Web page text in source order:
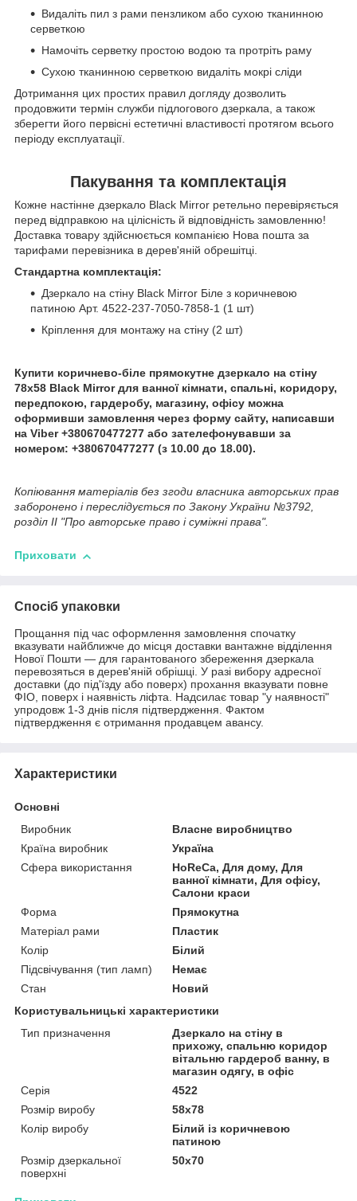
Видаліть пил з рами пензликом або сухою тканинною
серветкою
Намочіть серветку простою водою та протріть раму
Сухою тканинною серветкою видаліть мокрі сліди
Дотримання цих простих правил догляду дозволить
продовжити термін служби підлогового дзеркала, а також
зберегти його первісні естетичні властивості протягом всього
періоду експлуатації.
Пакування та комплектація
Кожне настінне дзеркало Black Mirror ретельно перевіряється
перед відправкою на цілісність й відповідність замовленню!
Доставка товару здійснюється компанією Нова пошта за
тарифами перевізника в дерев'яній обрешітці.
Стандартна комплектація:
Дзеркало на стіну Black Mirror Біле з коричневою
патиною Арт. 4522-237-7050-7858-1 (1 шт)
Кріплення для монтажу на стіну (2 шт)
Купити коричнево-біле прямокутне дзеркало на стіну
78х58 Black Mirror для ванної кімнати, спальні, коридору,
передпокою, гардеробу, магазину, офісу можна
оформивши замовлення через форму сайту, написавши
на Viber +380670477277 або зателефонувавши за
номером: +380670477277 (з 10.00 до 18.00).
Копіювання матеріалів без згоди власника авторських прав
заборонено і переслідується по Закону України №3792,
розділ II "Про авторське право і суміжні права".
Приховати
Спосіб упаковки
Прощання під час оформлення замовлення спочатку
вказувати найближче до місця доставки вантажне відділення
Нової Пошти — для гарантованого збереження дзеркала
перевозяться в дерев'яній обрішці. У разі вибору адресної
доставки (до під'їзду або поверх) прохання вказувати повне
ФІО, поверх і наявність ліфта. Надсилає товар "у наявності"
упродовж 1-3 днів після підтвердження. Фактом
підтвердження є отримання продавцем авансу.
Характеристики
Основні
Виробник
Власне виробництво
Країна виробник
Україна
Сфера використання
HoReCa, Для дому, Для
ванної кімнати, Для офісу,
Салони краси
Форма
Прямокутна
Матеріал рами
Пластик
Колір
Білий
Підсвічування (тип ламп)
Немає
Стан
Новий
Користувальницькі характеристики
Тип призначення
Дзеркало на стіну в
прихожу, спальню коридор
вітальню гардероб ванну, в
магазин одягу, в офіс
Серія
4522
Розмір виробу
58х78
Колір виробу
Білий із коричневою
патиною
Розмір дзеркальної
поверхні
50х70